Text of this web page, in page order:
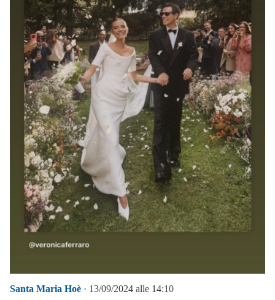
Santa Maria Hoè · 13/09/2024 alle 14:10